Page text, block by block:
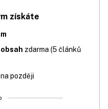
získáte
zdarma (5 článků
později